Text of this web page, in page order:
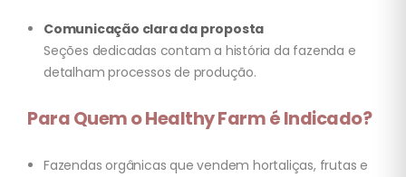
Comunicação clara da proposta
Seções dedicadas contam a história da fazenda e
detalham processos de produção.
Para Quem o Healthy Farm é Indicado?
Fazendas orgânicas que vendem hortaliças, frutas e